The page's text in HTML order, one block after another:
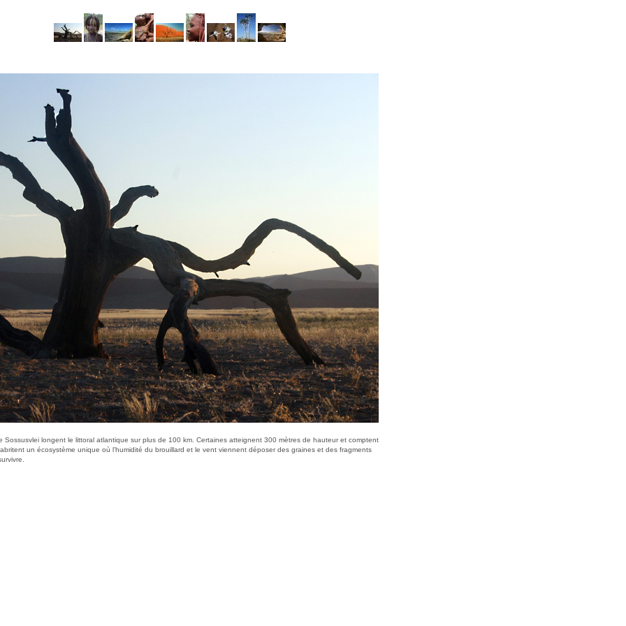
Sossusvlei longent le littoral atlantique sur plus de 100 km. Certaines atteignent 300 mètres de hauteur et comptent
un écosystème unique où l’humidité du brouillard et le vent viennent déposer des graines et des fragments